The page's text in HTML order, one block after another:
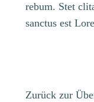
rebum. Stet
sanctus est
Zurück zur